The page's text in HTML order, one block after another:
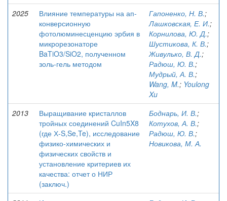
2025
Влияние температуры на ап-
конверсионную
фотолюминесценцию эрбия в
микрорезонаторе
BaTiO3/SiO2, полученном
золь-гель методом
Гапоненко, Н. В.;
Лашковская, Е. И.;
Корнилова, Ю. Д.;
Шустикова, К. В.;
Живулько, В. Д.;
Радюш, Ю. В.;
Мудрый, А. В.;
Wang, M.; Youlong
Xu
2013
Выращивание кристаллов
тройных соединений CuIn5X8
(где Х-S,Se,Te), исследование
физико-химических и
физических свойств и
установление критериев их
качества: отчет о НИР
(заключ.)
Боднарь, И. В.;
Котухов, А. В.;
Радюш, Ю. В.;
Новикова, М. А.